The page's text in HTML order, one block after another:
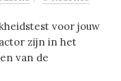
voor jouw
zijn in het
van de